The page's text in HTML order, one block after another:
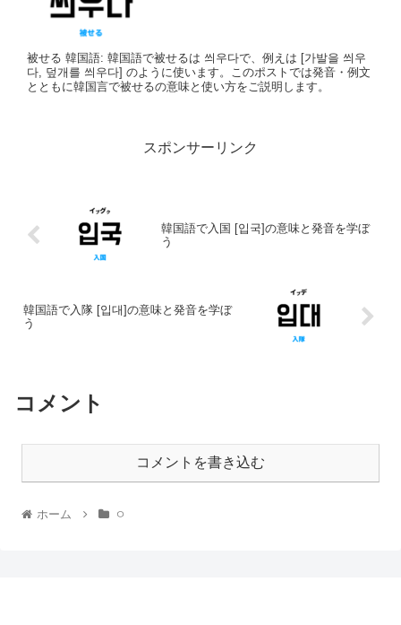
被せる 韓国語: 韓国語で被せるは 씌우다で、例えは [가발을 씌우
다, 덮개를 씌우다] のように使います。このポストでは発音・例文
とともに韓国言で被せるの意味と使い方をご説明します。
スポンサーリンク
韓国語で入国 [입국]の意味と発音を学ぼ
う
韓国語で入隊 [입대]の意味と発音を学ぼ
う
コメント
コメントを書き込む
ホーム ㅇ